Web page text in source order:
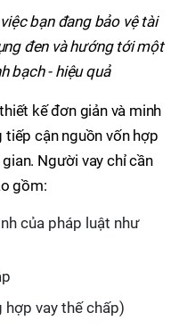
bạn đang bảo vệ tài
đen và hướng tới một
bạch - hiệu quả
kế đơn giản và minh
tiếp cận nguồn vốn hợp
Người vay chỉ cần
gồm:
của pháp luật như
vay thế chấp)